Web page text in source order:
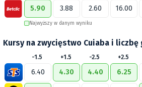
5.90 3.88 2.60 16.00
Najwyższy w danym wyniku
Kursy na zwycięstwo Cuiaba i liczbę
-1.5 +1.5 -2.5 +2.5
6.40 4.30 4.40 6.25